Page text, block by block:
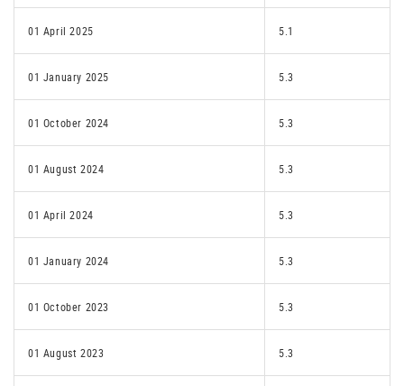
01 April 2025 5.1
01 January 2025 5.3
01 October 2024 5.3
01 August 2024 5.3
01 April 2024 5.3
01 January 2024 5.3
01 October 2023 5.3
01 August 2023 5.3